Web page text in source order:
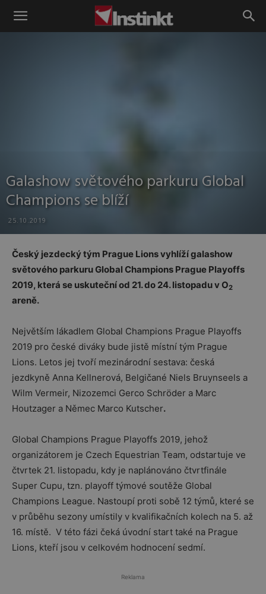
Instinkt
Galashow světového parkuru Global
Champions se blíží
25.10.2019
Český jezdecký tým Prague Lions vyhlížígalashow
světového parkuru Global Champions Prague Playoffs
2019, která se uskuteční od 21. do 24. listopadu v O2
areně.
Největším lákadlem Global Champions Prague Playoffs
2019 pro české diváky bude jistě místní tým Prague
Lions. Letos jej tvoří mezinárodní sestava: česká
jezdkyně Anna Kellnerová, Belgičané Niels Bruynseels a
Wilm Vermeir, Nizozemci Gerco Schröder a Marc
Houtzager a Němec Marco Kutscher.
Global Champions Prague Playoffs 2019, jehož
organizátorem je Czech Equestrian Team, odstartuje ve
čtvrtek 21. listopadu, kdy je naplánováno čtvrtfinále
Super Cupu, tzn. playoff týmové soutěže Global
Champions League. Nastoupí proti sobě 12 týmů, které se
v průběhu sezony umístily v kvalifikačních kolech na 5. až
16. místě. V této fázi čeká úvodní start také na Prague
Lions, kteří jsou v celkovém hodnocení sedmí.
Reklama